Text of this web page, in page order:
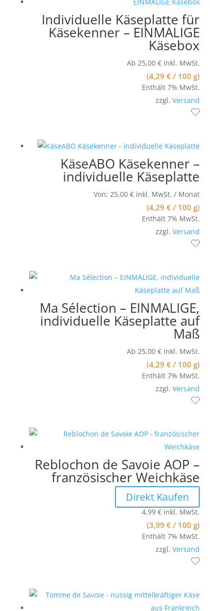
Individuelle Käseplatte für
Käsekenner – EINMALIGE
Käsebox
Ab 25,00€ inkl. MwSt.
(4,29€ / 100 g)
Enthält 7% MwSt.
zzgl.Versand
KäseABO Käsekenner –
individuelle Käseplatte
Von:25,00€ inkl. MwSt. / Monat
(4,29€ / 100 g)
Enthält 7% MwSt.
zzgl.Versand
Ma Sélection – EINMALIGE,
individuelle Käseplatte auf
Maß
Ab 25,00€ inkl. MwSt.
(4,29€ / 100 g)
Enthält 7% MwSt.
zzgl.Versand
Reblochon de Savoie AOP –
französischer Weichkäse
Direkt Kaufen
4,99€ inkl. MwSt.
(3,99€ / 100 g)
Enthält 7% MwSt.
zzgl.Versand